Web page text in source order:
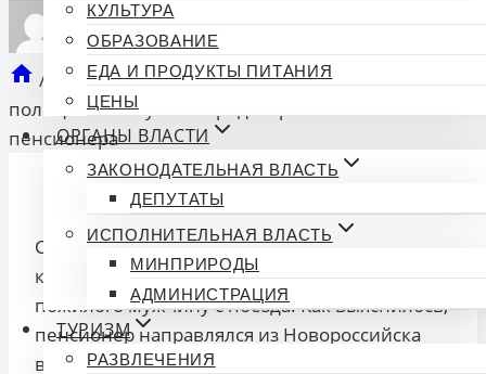
КУЛЬТУРА
ОБРАЗОВАНИЕ
ЕДА И ПРОДУКТЫ ПИТАНИЯ
ЦЕНЫ
ОРГАНЫ ВЛАСТИ
ЗАКОНОДАТЕЛЬНАЯ ВЛАСТЬ
ДЕПУТАТЫ
ИСПОЛНИТЕЛЬНАЯ ВЛАСТЬ
МИНПРИРОДЫ
АДМИНИСТРАЦИЯ
ТУРИЗМ
РАЗВЛЕЧЕНИЯ
опубликованНовости 93
/
Спецоперация «Снять дедушку с поезда»:
полицейские Кубани предотвратили обман
пенсионера
Сотрудники полиции Кубани предотвратили
крупное мошенничество, вовремя сняв
пожилого мужчину с поезда. Как выяснилось,
пенсионер направлялся из Новороссийска
в
Краснодар, а потом в